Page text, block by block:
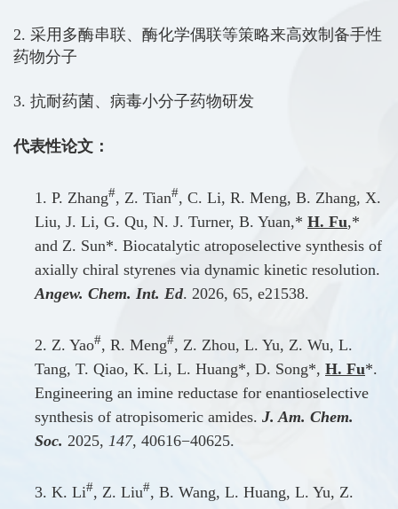
2. 采用多酶串联、酶化学偶联等策略来高效制备手性
药物分子
3. 抗耐药菌、病毒小分子药物研发
代表性论文：
1. P. Zhang#, Z. Tian#, C. Li, R. Meng, B. Zhang, X.
Liu, J. Li, G. Qu, N. J. Turner, B. Yuan,* H. Fu,*
and Z. Sun*. Biocatalytic atroposelective synthesis of
axially chiral styrenes via dynamic kinetic resolution.
Angew. Chem. Int. Ed. 2026, 65, e21538.
2. Z. Yao#, R. Meng#, Z. Zhou, L. Yu, Z. Wu, L.
Tang, T. Qiao, K. Li, L. Huang*, D. Song*, H. Fu*.
Engineering an imine reductase for enantioselective
synthesis of atropisomeric amides. J. Am. Chem.
Soc. 2025, 147, 40616−40625.
3. K. Li#, Z. Liu#, B. Wang, L. Huang, L. Yu, Z.